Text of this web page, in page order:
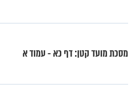
מסכת מועד קטן: דף כא - עמוד א